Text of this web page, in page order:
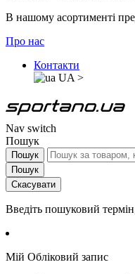
В нашому асортименті
Про нас
Контакти
UA >
Nav switch
Пошук
Пошук
Пошук
Скасувати
Введіть пошуковий
Мій Обліковий запис